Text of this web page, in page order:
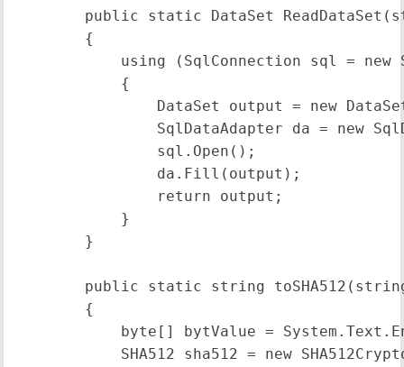
public static DataSet
        {
using (SqlConnection sql = new
            {
DataSet output = new
SqlDataAdapter da = new
                sql.Open();
                da.Fill(output);
                return output;
            }
        }
public static string
        {
byte[] bytValue =
SHA512 sha512 = new